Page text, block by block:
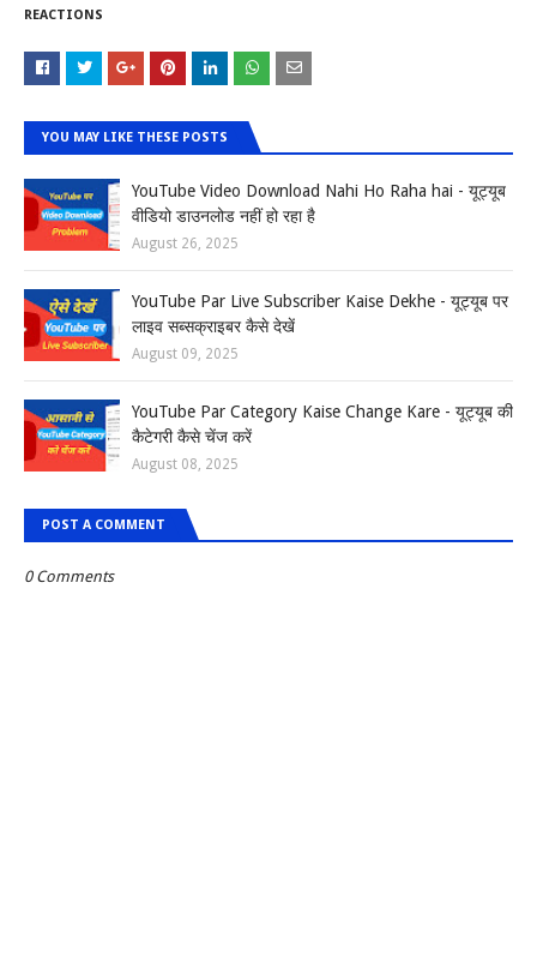
REACTIONS
YOU MAY LIKE THESE POSTS
YouTube Video Download Nahi Ho Raha hai - यूट्यूब
वीडियो डाउनलोड नहीं हो रहा है
August 26, 2025
YouTube Par Live Subscriber Kaise Dekhe - यूट्यूब पर
लाइव सब्सक्राइबर कैसे देखें
August 09, 2025
YouTube Par Category Kaise Change Kare - यूट्यूब की
कैटेगरी कैसे चेंज करें
August 08, 2025
POST A COMMENT
0 Comments